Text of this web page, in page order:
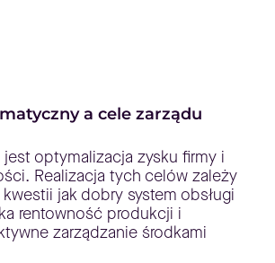
a cele zarządu
optymalizacja zysku firmy i
Realizacja tych celów zależy
jak dobry system obsługi
rentowność produkcji i
zarządzanie środkami